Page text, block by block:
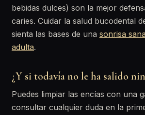
bebidas dulces) son la mejor
caries. Cuidar la salud bucodental
sienta las bases de una sonrisa
adulta.
¿Y si todavía no le ha salido
Puedes limpiar las encías con una
consultar cualquier duda en la